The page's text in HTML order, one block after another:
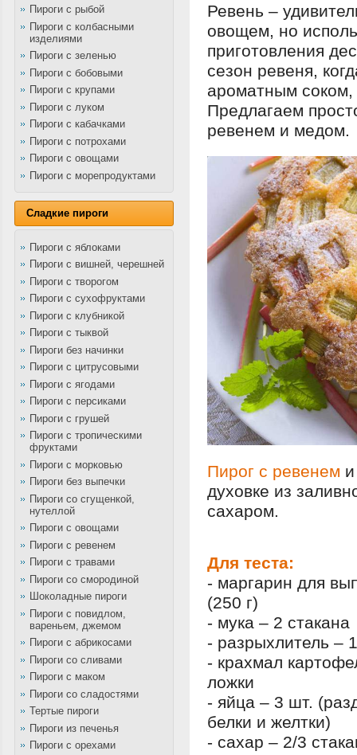
Пироги с рыбой
Пироги с колбасными
изделиями
Пироги с зеленью
Пироги с бобовыми
Пироги с крупами
Пироги с луком
Пироги с кабачками
Пироги с потрохами
Пироги с овощами
Пироги с морепродуктами
Сладкие пироги
Пироги с яблоками
Пироги с вишней, черешней
Пироги с творогом
Пироги с сухофруктами
Пироги с клубникой
Пироги с тыквой
Пироги без начинки
Пироги с цитрусовыми
Пироги с ягодами
Пироги с персиками
Пироги с грушей
Пироги с тропическими
фруктами
Пироги с морковью
Пироги без выпечки
Пироги со сгущенкой,
нутеллой
Пироги с овощами
Пироги с ревенем
Пироги с травами
Пироги со смородиной
Шоколадные пироги
Пироги с повидлом,
вареньем, джемом
Пироги с абрикосами
Пироги со сливами
Пироги с маком
Пироги со сладостями
Тертые пироги
Пироги из печенья
Пироги с орехами
Ревень –
овощем, но
приготовления
сезон ревеня,
ароматным соком,
Предлагаем
ревенем и медом.
Пирог с ревенем
духовке из
сахаром.
Для теста:
- маргарин для
(250 г)
- мука – 2 стакана
- разрыхлитель –
- крахмал
ложки
- яйца – 3 шт.
белки и желтки)
- сахар – 2/3